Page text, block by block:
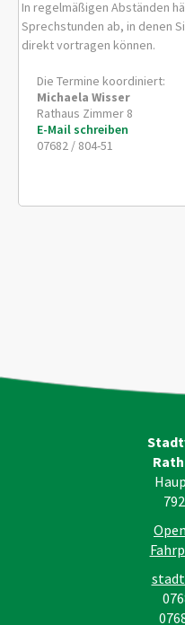
In regelmäßigen Abständen
Sprechstunden ab, in denen
direkt vortragen können.
Die Termine koordiniert:
Michaela Wisser
Rathaus Zimmer 8
E-Mail schreiben
07682 / 804-51